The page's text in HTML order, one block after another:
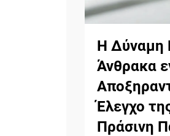
Η Δύναμη
Άνθρακα
Έλεγχο
Πράσινη